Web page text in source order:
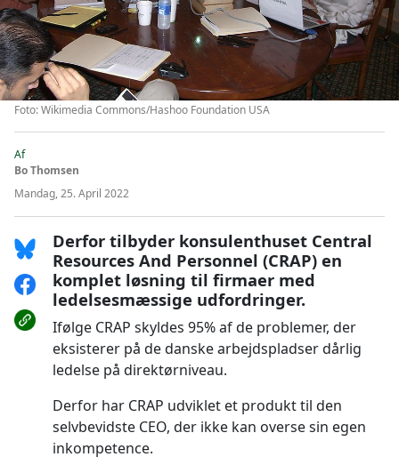
Foto: Wikimedia Commons/Hashoo Foundation USA
Af
Bo Thomsen
Mandag, 25. April 2022
Derfor tilbyder konsulenthuset Central
Resources And Personnel (CRAP) en
komplet løsning til firmaer med
ledelsesmæssige udfordringer.
Ifølge CRAP skyldes 95% af de problemer, der
eksisterer på de danske arbejdspladser dårlig
ledelse på direktørniveau.
Derfor har CRAP udviklet et produkt til den
selvbevidste CEO, der ikke kan overse sin egen
inkompetence.